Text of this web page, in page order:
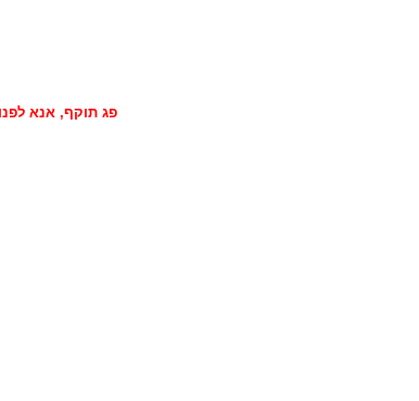
פג תוקף, אנא לפנות